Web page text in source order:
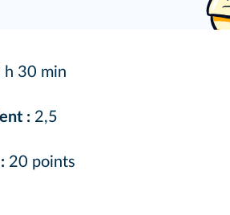
h 30 min
: 2,5
20 points